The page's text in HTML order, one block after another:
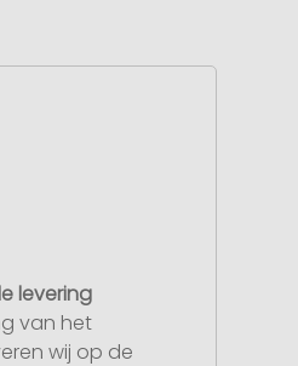
levering
van het
wij op de